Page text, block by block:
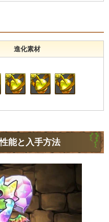
進化素材
能と入手方法